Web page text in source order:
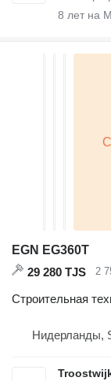
8 лет на
EGN EG360T
29 280 TJS
2
Строительная
Нидерланды,